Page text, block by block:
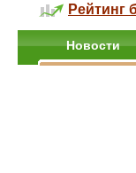
Рейтинг
Новости